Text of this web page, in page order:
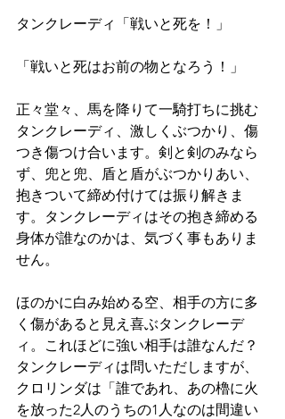
タンクレーディ「戦いと死を！」
「戦いと死はお前の物となろう！」
正々堂々、馬を降りて一騎打ちに挑む
タンクレーディ、激しくぶつかり、傷
つき傷つけ合います。剣と剣のみなら
ず、兜と兜、盾と盾がぶつかりあい、
抱きついて締め付けては振り解きま
す。タンクレーディはその抱き締める
身体が誰なのかは、気づく事もありま
せん。
ほのかに白み始める空、相手の方に多
く傷があると見え喜ぶタンクレーデ
ィ。これほどに強い相手は誰なんだ？
タンクレーディは問いただしますが、
クロリンダは「誰であれ、あの櫓に火
を放った2人のうちの1人なのは間違い